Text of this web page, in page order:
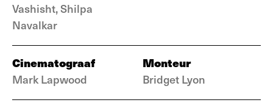
Vashisht, Shilpa
Navalkar
Cinematograaf
Mark Lapwood
Monteur
Bridget Lyon